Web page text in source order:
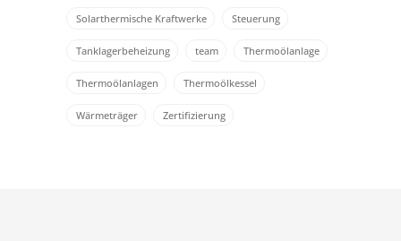
Solarthermische Kraftwerke Steuerung
Tanklagerbeheizung team Thermoölanlage
Thermoölanlagen Thermoölkessel
Wärmeträger Zertifizierung